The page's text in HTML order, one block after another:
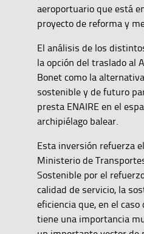
aeroportuario que está
proyecto de reforma y
El análisis de los
la opción del traslado al
Bonet como la
sostenible y de futuro
presta ENAIRE en el
archipiélago balear.
Esta inversión refuerza
Ministerio de
Sostenible por el
calidad de servicio, la
eficiencia que, en el
tiene una importancia